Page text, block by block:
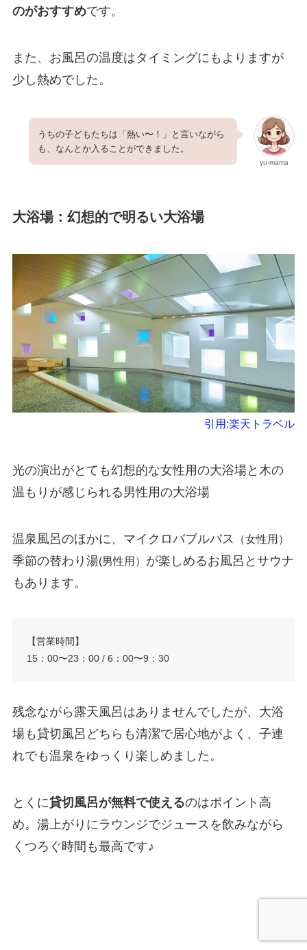
のがおすすめです。
また、お風呂の温度はタイミングにもよりますが
少し熱めでした。
yu-mama
うちの子どもたちは「熱い〜！」と言いながら
も、なんとか入ることができました。
大浴場：幻想的で明るい大浴場
引用:楽天トラベル
光の演出がとても幻想的な女性用の大浴場と木の
温もりが感じられる男性用の大浴場
温泉風呂のほかに、マイクロバブルバス （女性用）
季節の替わり湯(男性用） が楽しめるお風呂とサウナ
もあります。
【営業時間】
15：00〜23：00 / 6：00〜9：30
残念ながら露天風呂はありませんでしたが、大浴
場も貸切風呂どちらも清潔で居心地がよく、子連
れでも温泉をゆっくり楽しめました。
とくに貸切風呂が無料で使えるのはポイント高
め。湯上がりにラウンジでジュースを飲みながら
くつろぐ時間も最高です♪